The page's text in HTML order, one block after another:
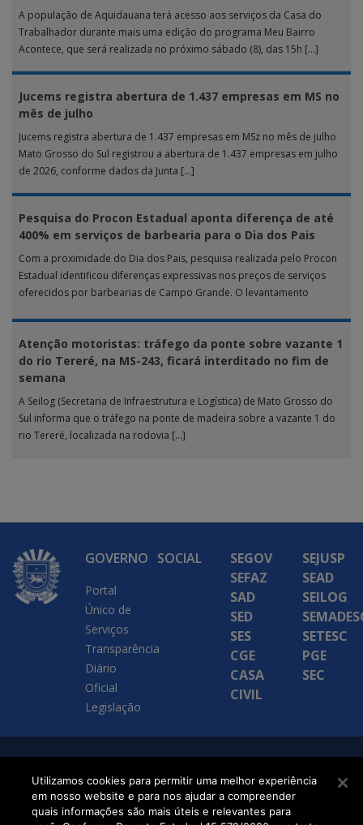
A população de Aquidauana terá acesso aos serviços da Casa do
Trabalhador durante mais uma edição do programa Meu Bairro
Acontece, que será realizada no próximo sábado (8), das 15h […]
Jucems registra abertura de 1.437 empresas em MS no
mês de julho
Jucems registra abertura de 1.437 empresas em MSz no mês de julho
Mato Grosso do Sul registrou a abertura de 1.437 empresas em julho
de 2026, conforme dados da Junta […]
Pesquisa do Procon Estadual aponta diferença de até
400% em serviços de barbearia para o Dia dos Pais
Com a proximidade do Dia dos Pais, pesquisa realizada pelo Procon
Estadual identificou diferenças expressivas nos preços de serviços
oferecidos por barbearias de Campo Grande. O levantamento
Atenção motoristas: tráfego da ponte sobre vazante 1
do rio Tereré, na MS-243, ficará interditado no fim de
semana
A Seilog (Secretaria de Infraestrutura e Logística) de Mato Grosso do
Sul informa que o tráfego na ponte de madeira sobre a vazante 1 do
rio Tereré, localizada na rodovia […]
GOVERNO
Portal
Único de
Serviços
Transparência
Diário
Oficial
Legislação
SOCIAL
SEGOV
SEFAZ
SAD
SED
SES
CGE
CASA
CIVIL
SEJUSP
SEAD
SEILOG
SETESC
PGE
SEC
Executiva de
Transformação Digital
Utilizamos cookies para permitir uma melhor experiência
em nosso website e para nos ajudar a compreender
quais informações são mais úteis e relevantes para